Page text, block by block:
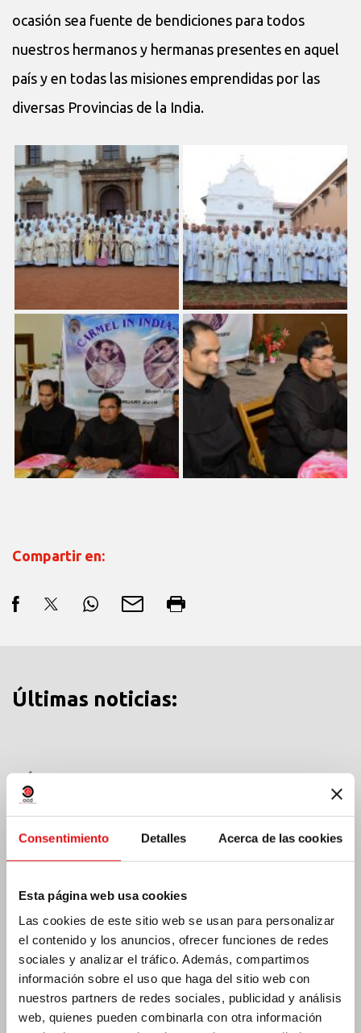
Consentimiento Detalles Acerca de las cookies
Esta página web usa cookies
Las cookies de este sitio web se usan para personalizar
el contenido y los anuncios, ofrecer funciones de redes
sociales y analizar el tráfico. Además, compartimos
información sobre el uso que haga del sitio web con
nuestros partners de redes sociales, publicidad y análisis
web, quienes pueden combinarla con otra información
ocasión sea fuente de bendiciones para todos
nuestros hermanos y hermanas presentes en aquel
país y en todas las misiones emprendidas por las
diversas Provincias de la India.
Compartir en:
Últimas noticias: